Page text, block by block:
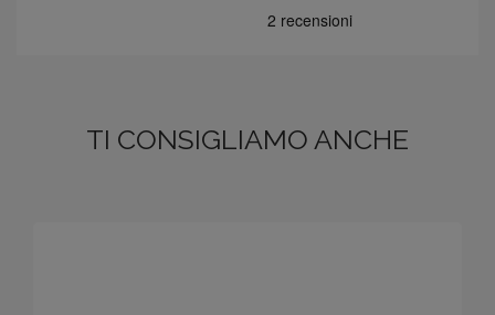
TI CONSIGLIAMO ANCHE